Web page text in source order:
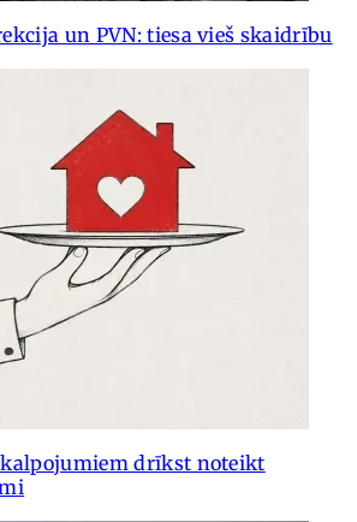
un PVN: tiesa vieš skaidrību
drīkst noteikt